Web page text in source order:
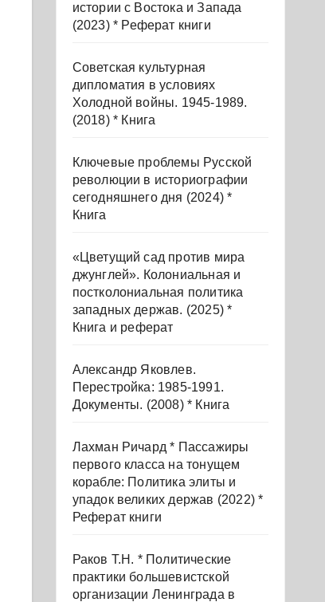
истории с Востока и Запада
(2023) * Реферат книги
Советская культурная
дипломатия в условиях
Холодной войны. 1945-1989.
(2018) * Книга
Ключевые проблемы Русской
революции в историографии
сегодняшнего дня (2024) *
Книга
«Цветущий сад против мира
джунглей». Колониальная и
постколониальная политика
западных держав. (2025) *
Книга и реферат
Александр Яковлев.
Перестройка: 1985-1991.
Документы. (2008) * Книга
Лахман Ричард * Пассажиры
первого класса на тонущем
корабле: Политика элиты и
упадок великих держав (2022) *
Реферат книги
Раков Т.Н. * Политические
практики большевистской
организации Ленинграда в